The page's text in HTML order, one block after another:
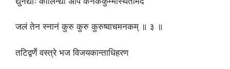
जलं तेन स्नानं कुरु कुरु कुरुष्वाचमनकम् ॥ ३ ॥
तटिद्वर्णे वस्त्रे भज विजयकान्ताधिहरण